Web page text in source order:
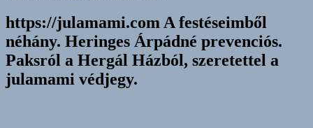
https://julamami.com A festéseimből
néhány. Heringes Árpádné prevenciós.
Paksról a Hergál Házból, szeretettel a
julamami védjegy.